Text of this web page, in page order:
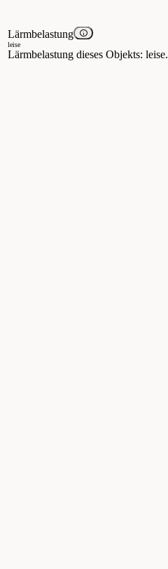
Lärmbelastung
leise
Lärmbelastung dieses Objekts: leise.